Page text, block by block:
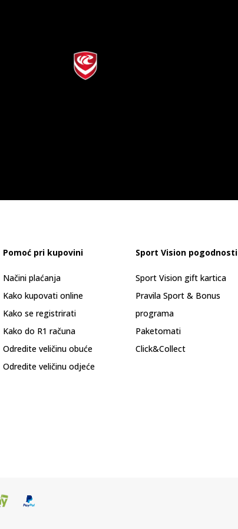
Pomoć pri kupovini
Načini plaćanja
Kako kupovati online
Kako se registrirati
Kako do R1 računa
Odredite veličinu obuće
Odredite veličinu odjeće
Sport Vision pogodnosti
Sport Vision gift kartica
Pravila Sport & Bonus
programa
Paketomati
Click&Collect